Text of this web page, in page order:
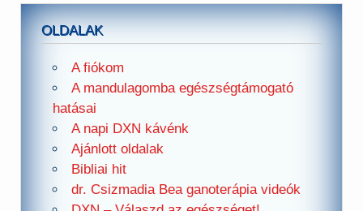
OLDALAK
A fiókom
A mandulagomba egészségtámogató
hatásai
A napi DXN kávénk
Ajánlott oldalak
Bibliai hit
dr. Csizmadia Bea ganoterápia videók